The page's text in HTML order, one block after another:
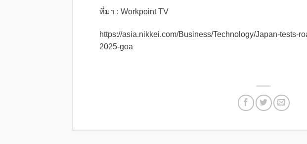
ที่มา : Workpoint TV
https://asia.nikkei.com/Business/Technology/Japan-tests-
2025-goa